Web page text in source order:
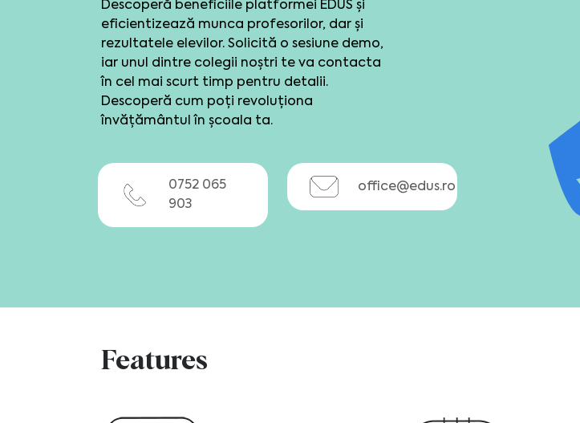
Descoperă beneficiile platformei EDUS și
eficientizează munca profesorilor, dar și
rezultatele elevilor. Solicită o sesiune demo,
iar unul dintre colegii noștri te va contacta
în cel mai scurt timp pentru detalii.
Descoperă cum poți revoluționa
învățământul în școala ta.
0752 065
903
office@edus.ro
Features